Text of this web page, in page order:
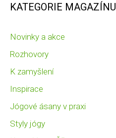
KATEGORIE MAGAZÍNU
Novinky a akce
Rozhovory
K zamyšlení
Inspirace
Jógové ásany v praxi
Styly jógy